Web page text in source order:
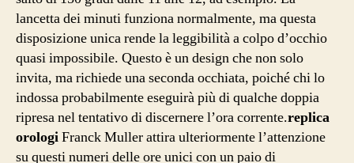
lancetta dei minuti funziona normalmente, ma questa
disposizione unica rende la leggibilità a colpo d’occhio
quasi impossibile. Questo è un design che non solo
invita, ma richiede una seconda occhiata, poiché chi lo
indossa probabilmente eseguirà più di qualche doppia
ripresa nel tentativo di discernere l’ora corrente.replica
orologiFranck Muller attira ulteriormente l’attenzione
su questi numeri delle ore unici con un paio di